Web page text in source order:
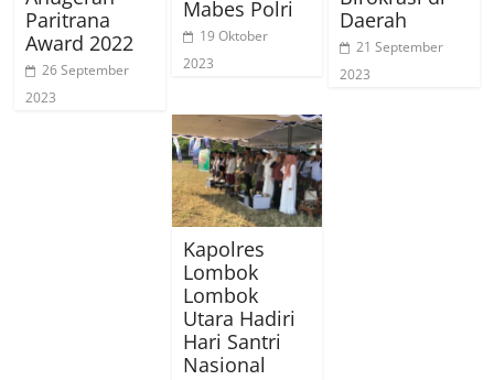
Paritrana
Award 2022
26 September
2023
Mabes Polri
19 Oktober
2023
Daerah
21 September
2023
Kapolres
Lombok
Lombok
Utara Hadiri
Hari Santri
Nasional